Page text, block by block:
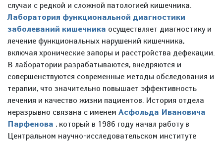
случаи с редкой и сложной патологией кишечника.
Лаборатория функциональной диагностики
заболеваний кишечника осуществляет диагностику и
лечение функциональных нарушений кишечника,
включая хронические запоры и расстройства дефекации.
В лаборатории разрабатываются, внедряются и
совершенствуются современные методы обследования и
терапии, что значительно повышает эффективность
лечения и качество жизни пациентов. История отдела
неразрывно связана с именем Асфольда Ивановича
Парфенова , который в 1986 году начал работу в
Центральном научно-исследовательском институте